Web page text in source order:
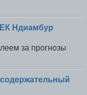
Ндиамбур
за прогнозы